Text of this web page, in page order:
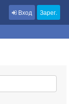
Вход Зарег.